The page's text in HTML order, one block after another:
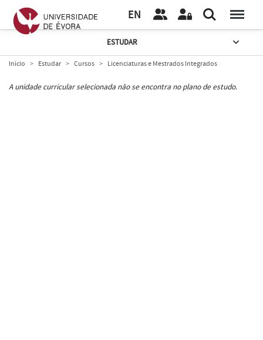
EN
ESTUDAR
Início Estudar Cursos Licenciaturas e Mestrados Integrados
A unidade curricular selecionada não se encontra no plano de estudo.